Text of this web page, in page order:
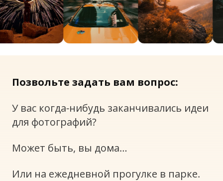
Позвольте задать вам вопрос:
У вас когда-нибудь заканчивались идеи
для фотографий?
Может быть, вы дома…
Или на ежедневной прогулке в парке.